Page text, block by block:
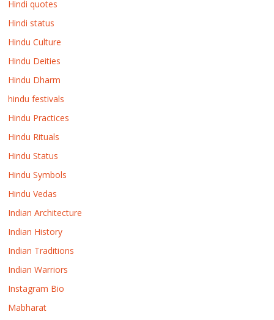
Hindi quotes
Hindi status
Hindu Culture
Hindu Deities
Hindu Dharm
hindu festivals
Hindu Practices
Hindu Rituals
Hindu Status
Hindu Symbols
Hindu Vedas
Indian Architecture
Indian History
Indian Traditions
Indian Warriors
Instagram Bio
Mabharat